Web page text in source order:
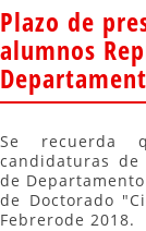
Plazo de
alumnos
Se recuerda
candidaturas de
de
de Doctorado
Febrerode 2018.